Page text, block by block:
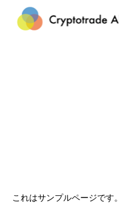
これはサンプルページです